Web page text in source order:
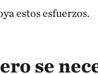
estos esfuerzos.
se